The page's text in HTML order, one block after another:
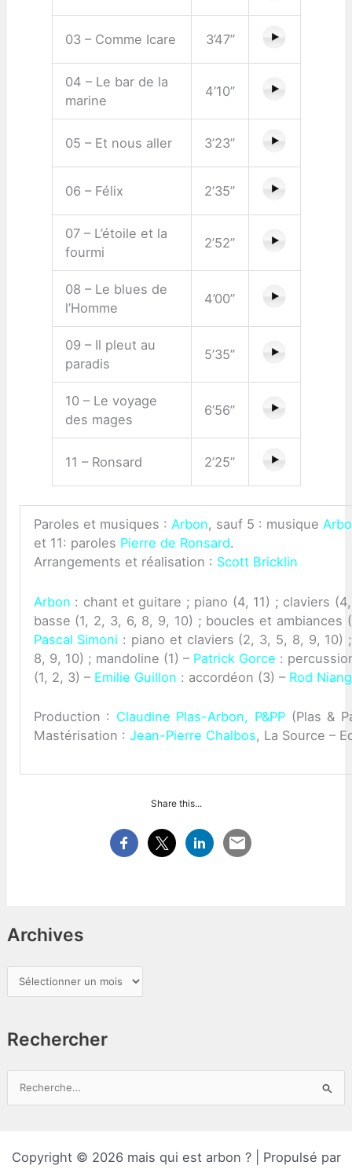
Archives
r
h
Rechercher
03 – Comme Icare 3’47”
04 – Le bar de la
marine
4’10”
05 – Et nous aller 3’23”
06 – Félix 2’35”
07 – L’étoile et la
fourmi
2’52”
08 – Le blues de
l’Homme
4’00”
09 – Il pleut au
paradis
5’35”
10 – Le voyage
des mages
6’56”
11 – Ronsard 2’25”
Paroles et musiques : Arbon, sauf 5 : musique
et 11: paroles Pierre de Ronsard.
Arrangements et réalisation : Scott Bricklin
Arbon : chant et guitare ; piano (4, 11) ; claviers
basse (1, 2, 3, 6, 8, 9, 10) ; boucles et
Pascal Simoni : piano et claviers (2, 3, 5, 8, 9,
8, 9, 10) ; mandoline (1) – Patrick Gorce :
(1, 2, 3) – Emilie Guillon : accordéon (3) – Rod Niang
Production : Claudine Plas-Arbon, P&PP(Plas &
Mastérisation : Jean-Pierre Chalbos, La Source –
Share this...
Copyright © 2026 mais qui est arbon ? | Propulsé par